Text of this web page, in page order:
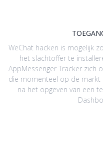
WeChat hacken is mogelijk
het slachtoffer te
AppMessenger Tracker zich
die momenteel op de markt
na het opgeven van een